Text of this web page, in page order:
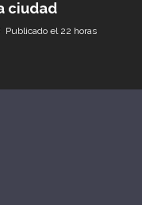
ciudad
Publicado el 22 horas